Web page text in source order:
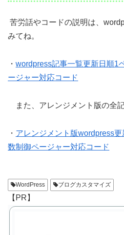
苦労話やコードの説明は、
みてね。
・ wordpress記事一覧更新日順1
ージャー対応コード
また、アレンジメント版の全
・ アレンジメント版wordpress
数制御ページャー対応コード
WordPress ブログカスタマイズ
【PR】